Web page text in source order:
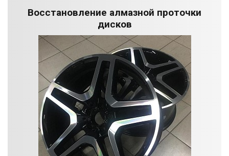
Восстановление алмазной проточки
дисков